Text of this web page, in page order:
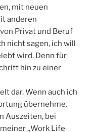
mit neuen
anderen
Privat und Beruf
nicht sagen, ich will
wird. Denn für
hin zu einer
dar. Wenn auch ich
übernehme.
Auszeiten, bei
„Work Life